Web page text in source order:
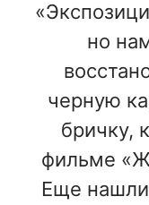
но
черную
бричку,
фильме
Еще